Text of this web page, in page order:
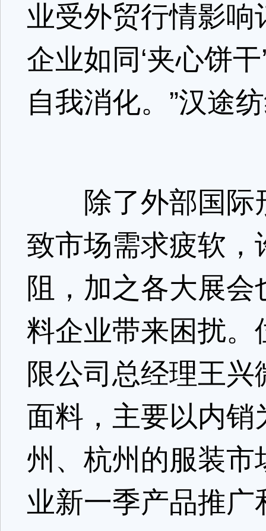
业受外贸行情影
企业如同‘夹心饼
自我消化。”汉途
除了外部国际
致市场需求疲软
阻，加之各大展
料企业带来困扰
限公司总经理王
面料，主要以内
州、杭州的服装
业新一季产品推